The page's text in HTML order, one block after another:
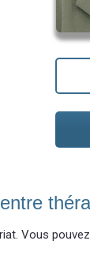
Vous